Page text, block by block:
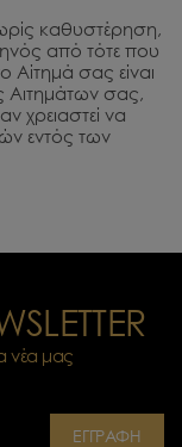
καθυστέρηση,
από τότε που
σας είναι
Αιτημάτων σας,
χρειαστεί να
εντός των
νέα μας
ΕΓΓΡΑΦΗ